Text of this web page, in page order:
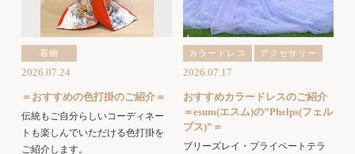
着物
2026.07.24
＝おすすめの色打掛のご紹介＝
伝統もご自分らしいコーディネー
トも楽しんでいただける色打掛を
ご紹介します。
カラードレス アクセサリー
2026.07.17
おすすめカラードレスのご紹介
＝esum(エスム)の”Phelps(フェル
プス)”＝
ブリーズレイ・プライベートテラ